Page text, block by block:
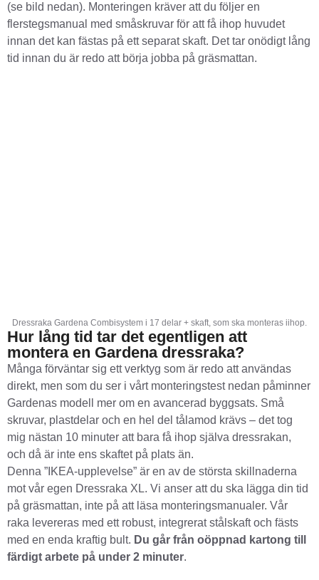
(se bild nedan). Monteringen kräver att du följer en
flerstegsmanual med småskruvar för att få ihop huvudet
innan det kan fästas på ett separat skaft. Det tar onödigt lång
tid innan du är redo att börja jobba på gräsmattan.
Dressraka Gardena Combisystem i 17 delar + skaft, som ska monteras iihop.
Hur lång tid tar det egentligen att
montera en Gardena dressraka?
Många förväntar sig ett verktyg som är redo att användas
direkt, men som du ser i vårt monteringstest nedan påminner
Gardenas modell mer om en avancerad byggsats. Små
skruvar, plastdelar och en hel del tålamod krävs – det tog
mig nästan 10 minuter att bara få ihop själva dressrakan,
och då är inte ens skaftet på plats än.
Denna ”IKEA-upplevelse” är en av de största skillnaderna
mot vår egen Dressraka XL. Vi anser att du ska lägga din tid
på gräsmattan, inte på att läsa monteringsmanualer. Vår
raka levereras med ett robust, integrerat stålskaft och fästs
med en enda kraftig bult. Du går från oöppnad kartong till
färdigt arbete på under 2 minuter.